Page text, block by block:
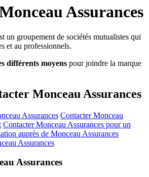
Assurances
un groupement de sociétés mutualistes qui
et au professionnels.
différents moyens pour joindre la marque
Monceau Assurances
Assurances Contacter Monceau
Contacter Monceau Assurances pour un
auprès de Monceau Assurances
Assurances
Assurances